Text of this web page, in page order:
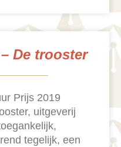
De trooster
Prijs 2019
uitgeverij
tegelijk, een